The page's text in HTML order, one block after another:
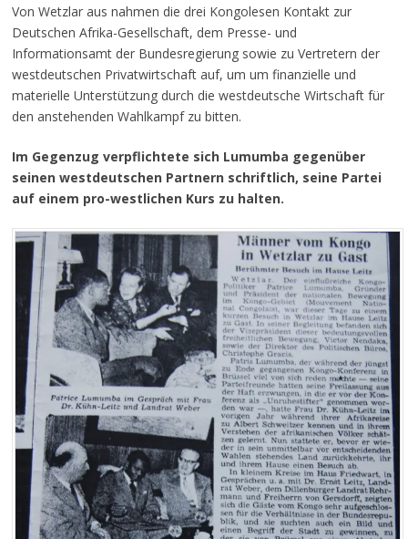
Von Wetzlar aus nahmen die drei Kongolesen Kontakt zur
Deutschen Afrika-Gesellschaft, dem Presse- und
Informationsamt der Bundesregierung sowie zu Vertretern der
westdeutschen Privatwirtschaft auf, um um finanzielle und
materielle Unterstützung durch die westdeutsche Wirtschaft für
den anstehenden Wahlkampf zu bitten.
Im Gegenzug verpflichtete sich Lumumba gegenüber
seinen westdeutschen Partnern schriftlich, seine Partei
auf einem pro-westlichen Kurs zu halten.